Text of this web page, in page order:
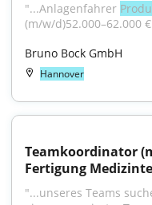
"...Anlagenfahrer
(m/w/d)52.000–62.000
Bruno Bock GmbH
Hannover
Teamkoordinator
Fertigung
"...unseres Teams